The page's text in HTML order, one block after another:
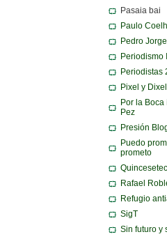
Pasaia bai
Paulo
Pedro
Periodismo
Periodistas
Pixel y Dixel
Por la Boca
Pez
Presión
Puedo
prometo
Rafael
Refugio
SigT
Sin futuro y